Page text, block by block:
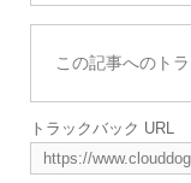
この記事へのト
トラックバック URL